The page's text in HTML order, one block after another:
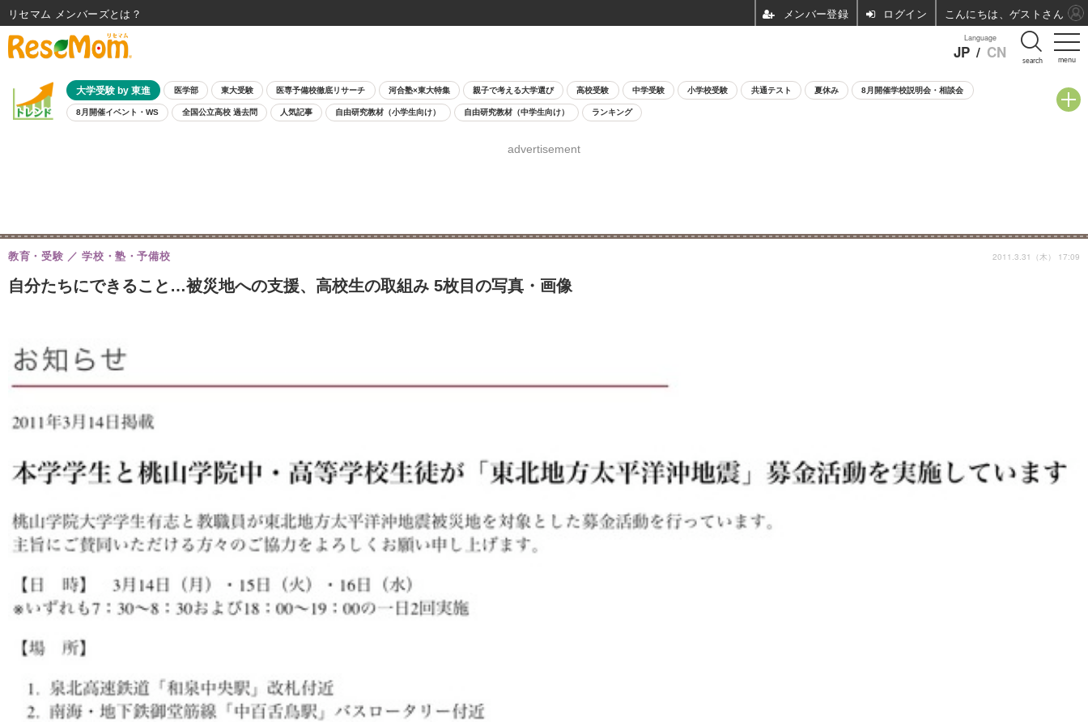
menu
Language
JP / CN search
大学受験 by 東進 医学部 東大受験 医専予備校徹底リサーチ 河合塾×東大特集 親子で考える大学選び 高校受験 中学受験 小学校受験 共通テスト 夏休み 8月開催学校説明会・相談会
8月開催イベント・WS 全国公立高校 過去問 人気記事 自由研究教材（小学生向け） 自由研究教材（中学生向け） ランキング
advertisement
自分たちにできること…被災地への支援、高校生の取組み 5枚目の写真・画像
教育・受験 学校・塾・予備校 2011.3.31（木） 17:09
リセマム メンバーズ ログイン こんにちは、ゲストさん